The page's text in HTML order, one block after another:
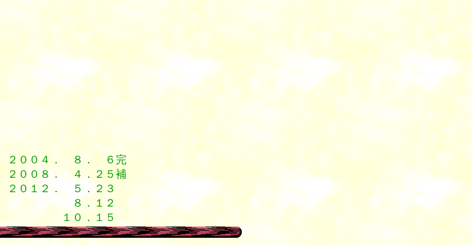
２００４． ８． ６完
２００８． ４．２５補
２０１２． ５．２３
８．１２
１０．１５
漢詩 唐詩 漢詩 宋詞